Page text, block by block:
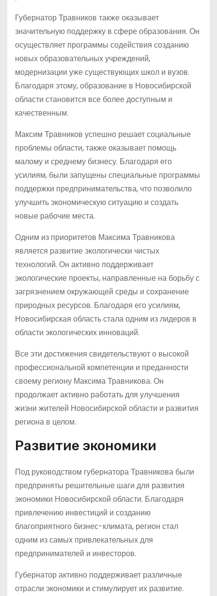
Губернатор Травников также оказывает
значительную поддержку в сфере образования. Он
осуществляет программы содействия созданию
новых образовательных учреждений,
модернизации уже существующих школ и вузов.
Благодаря этому, образование в Новосибирской
области становится все более доступным и
качественным.
Максим Травников успешно решает социальные
проблемы области, также оказывает помощь
малому и среднему бизнесу. Благодаря его
усилиям, были запущены специальные программы
поддержки предпринимательства, что позволило
улучшить экономическую ситуацию и создать
новые рабочие места.
Одним из приоритетов Максима Травникова
является развитие экологически чистых
технологий. Он активно поддерживает
экологические проекты, направленные на борьбу с
загрязнением окружающей среды и сохранение
природных ресурсов. Благодаря его усилиям,
Новосибирская область стала одним из лидеров в
области экологических инноваций.
Все эти достижения свидетельствуют о высокой
профессиональной компетенции и преданности
своему региону Максима Травникова. Он
продолжает активно работать для улучшения
жизни жителей Новосибирской области и развития
региона в целом.
Развитие экономики
Под руководством губернатора Травникова были
предприняты решительные шаги для развития
экономики Новосибирской области. Благодаря
привлечению инвестиций и созданию
благоприятного бизнес-климата, регион стал
одним из самых привлекательных для
предпринимателей и инвесторов.
Губернатор активно поддерживает различные
отрасли экономики и стимулирует их развитие.